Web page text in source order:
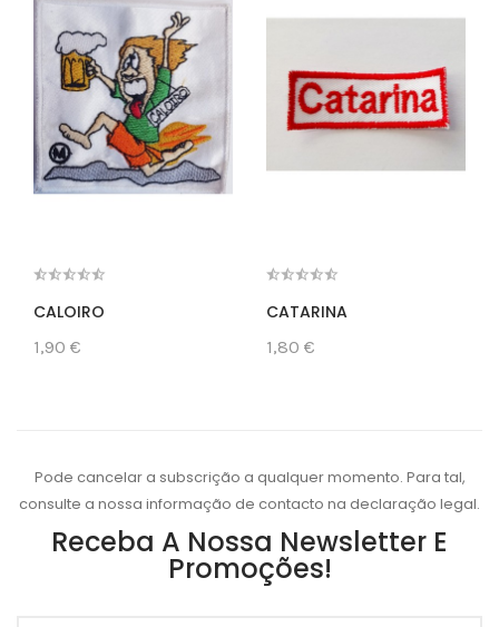
CALOIRO
1,90 €
CATARINA
1,80 €
Pode cancelar a subscrição a qualquer momento. Para tal,
consulte a nossa informação de contacto na declaração legal.
Receba A Nossa Newsletter E
Promoções!